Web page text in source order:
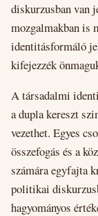
diskurzusban van
mozgalmakban is
identitásformáló
kifejezzék
A társadalmi
a dupla kereszt
vezethet. Egyes
összefogás és a
számára egyfajta
politikai
hagyományos